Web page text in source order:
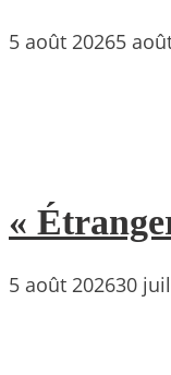
5 août 20265
«
5 août 202630